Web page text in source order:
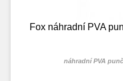
Fox náhradní PVA
náhradní PVA